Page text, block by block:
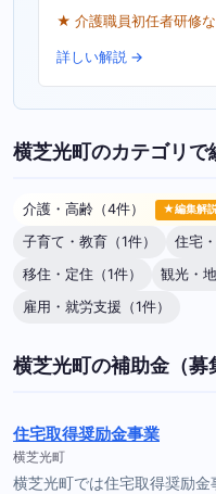
★ 介護職員初任者研修
詳しい解説 →
横芝光町のカテゴリで
介護・高齢（4件） ★編集解
子育て・教育（1件）
住宅
移住・定住（1件）
観光・
雇用・就労支援（1件）
横芝光町の補助金（募
住宅取得奨励金事業
横芝光町
横芝光町では住宅取得奨励